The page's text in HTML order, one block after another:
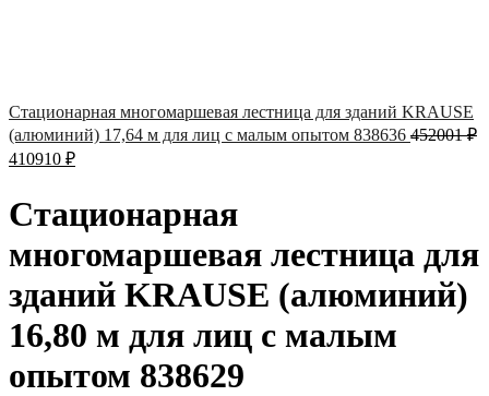
Стационарная многомаршевая лестница для зданий KRAUSE
(алюминий) 17,64 м для лиц с малым опытом 838636 452001₽
410910 ₽
Стационарная
многомаршевая лестница для
зданий KRAUSE (алюминий)
16,80 м для лиц с малым
опытом 838629